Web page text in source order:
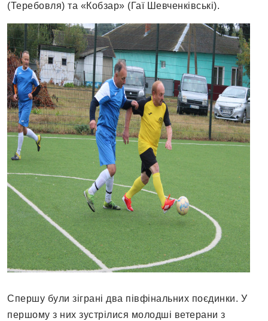
(Теребовля) та «Кобзар» (Гаї Шевченківські).
Спершу були зіграні два півфінальних поєдинки. У
першому з них зустрілися молодші ветерани з